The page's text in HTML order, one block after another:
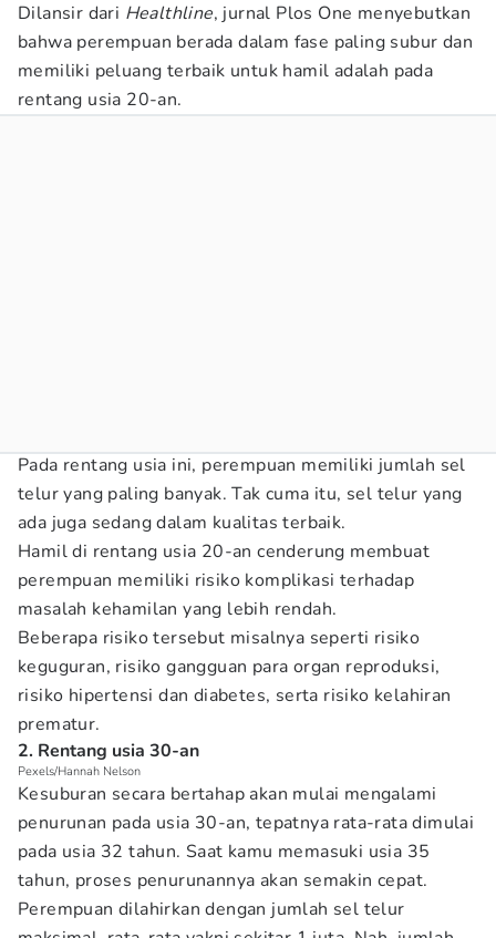
Dilansir dari Healthline, jurnal Plos One menyebutkan
bahwa perempuan berada dalam fase paling subur dan
memiliki peluang terbaik untuk hamil adalah pada
rentang usia 20-an.
Pada rentang usia ini, perempuan memiliki jumlah sel
telur yang paling banyak. Tak cuma itu, sel telur yang
ada juga sedang dalam kualitas terbaik.
Hamil di rentang usia 20-an cenderung membuat
perempuan memiliki risiko komplikasi terhadap
masalah kehamilan yang lebih rendah.
Beberapa risiko tersebut misalnya seperti risiko
keguguran, risiko gangguan para organ reproduksi,
risiko hipertensi dan diabetes, serta risiko kelahiran
prematur.
2. Rentang usia 30-an
Pexels/Hannah Nelson
Kesuburan secara bertahap akan mulai mengalami
penurunan pada usia 30-an, tepatnya rata-rata dimulai
pada usia 32 tahun. Saat kamu memasuki usia 35
tahun, proses penurunannya akan semakin cepat.
Perempuan dilahirkan dengan jumlah sel telur